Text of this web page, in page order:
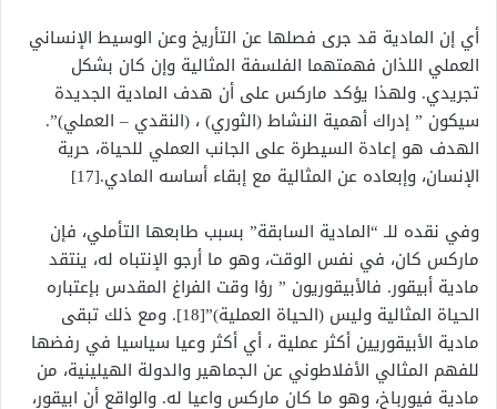
أي إن المادية قد جرى فصلها عن التأريخ وعن الوسيط الإنساني
العملي اللذان فهمتهما الفلسفة المثالية وإن كان بشكل
تجريدي. ولهذا يؤكد ماركس على أن هدف المادية الجديدة
سيكون ” إدراك أهمية النشاط (الثوري) ، (النقدي – العملي)”.
الهدف هو إعادة السيطرة على الجانب العملي للحياة، حرية
الإنسان، وإبعاده عن المثالية مع إبقاء أساسه المادي.[17]
وفي نقده للـ “المادية السابقة” بسبب طابعها التأملي، فإن
ماركس كان، في نفس الوقت، وهو ما أرجو الإنتباه له، ينتقد
مادية أبيقور. فالأبيقوريون ” رؤا وقت الفراغ المقدس بإعتباره
الحياة المثالية وليس (الحياة العملية)”[18]. ومع ذلك تبقى
مادية الأبيقوريين أكثر عملية ، أي أكثر وعيا سياسيا في رفضها
للفهم المثالي الأفلاطوني عن الجماهير والدولة الهيلينية، من
مادية فيورباخ، وهو ما كان ماركس واعيا له. والواقع أن ابيقور،